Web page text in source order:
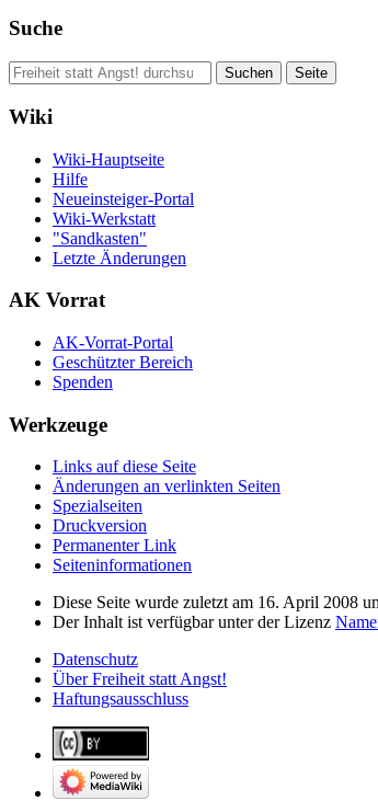
Suche
Wiki
Wiki-Hauptseite
Hilfe
Neueinsteiger-Portal
Wiki-Werkstatt
"Sandkasten"
Letzte Änderungen
AK Vorrat
AK-Vorrat-Portal
Geschützter Bereich
Spenden
Werkzeuge
Links auf diese Seite
Änderungen an verlinkten Seiten
Spezialseiten
Druckversion
Permanenter Link
Seiten­­informationen
Diese Seite wurde zuletzt am 16. April 2008
Der Inhalt ist verfügbar unter der Lizenz
Datenschutz
Über Freiheit statt Angst!
Haftungsausschluss